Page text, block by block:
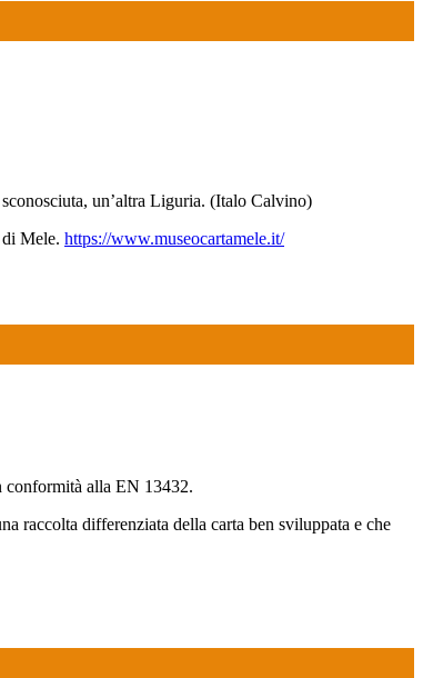
un’altra Liguria. (Italo Calvino)
Mele. https://www.museocartamele.it/
conformità alla EN 13432.
raccolta differenziata della carta ben sviluppata e che